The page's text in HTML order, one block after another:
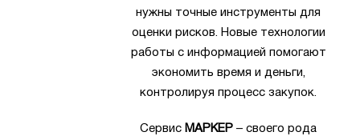
нужны точные инструменты для
оценки рисков. Новые технологии
работы с информацией помогают
экономить время и деньги,
контролируя процесс закупок.
Сервис МАРКЕР – своего рода